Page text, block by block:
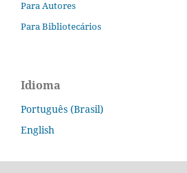
Para Autores
Para Bibliotecários
Idioma
Português (Brasil)
English